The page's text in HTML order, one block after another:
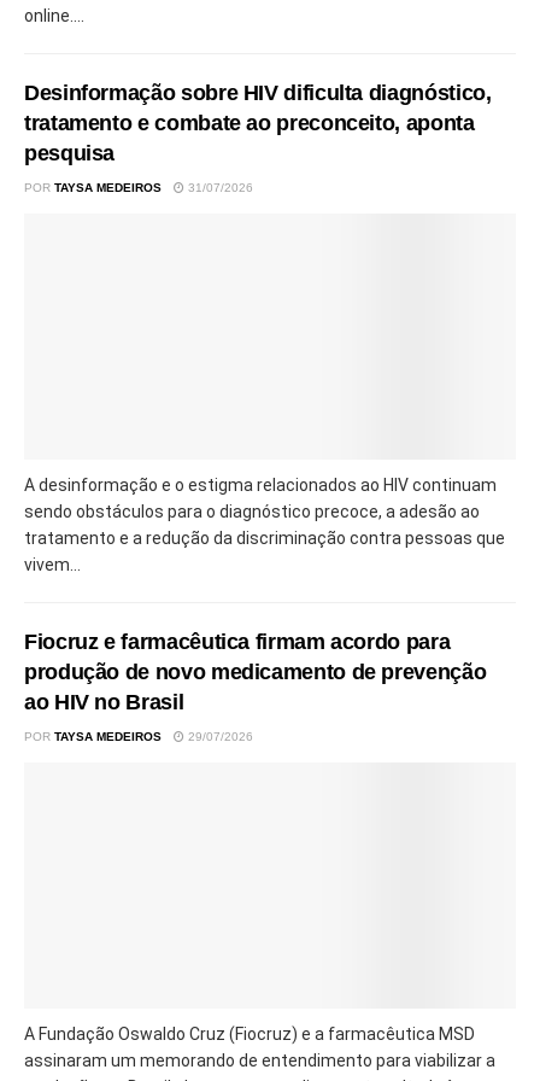
online....
Desinformação sobre HIV dificulta diagnóstico,
tratamento e combate ao preconceito, aponta
pesquisa
POR TAYSA MEDEIROS 31/07/2026
A desinformação e o estigma relacionados ao HIV continuam
sendo obstáculos para o diagnóstico precoce, a adesão ao
tratamento e a redução da discriminação contra pessoas que
vivem...
Fiocruz e farmacêutica firmam acordo para
produção de novo medicamento de prevenção
ao HIV no Brasil
POR TAYSA MEDEIROS 29/07/2026
A Fundação Oswaldo Cruz (Fiocruz) e a farmacêutica MSD
assinaram um memorando de entendimento para viabilizar a